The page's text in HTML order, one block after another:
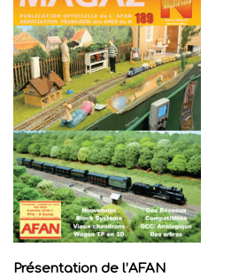
Présentation de l’AFAN